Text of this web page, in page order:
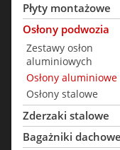
Płyty montażowe
Osłony podwozia
Zestawy osłon
aluminiowych
Osłony aluminiowe
Osłony stalowe
Zderzaki stalowe
Bagażniki dachowe